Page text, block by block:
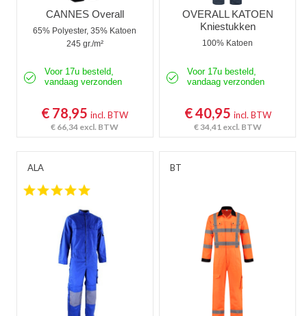
Tuinbroeken Vlamvertragend Antist.
Kindertuinbroeken
Kniebeschermers
Regenoveralls
CANNES Overall
65% Polyester, 35% Katoen
245 gr./m²
Voor 17u besteld,
vandaag verzonden
€ 78,95incl. BTW
€ 66,34 excl. BTW
OVERALL KATOEN
Kniestukken
100% Katoen
Voor 17u besteld,
vandaag verzonden
€ 40,95 incl. BTW
€ 34,41 excl. BTW
ALA BT